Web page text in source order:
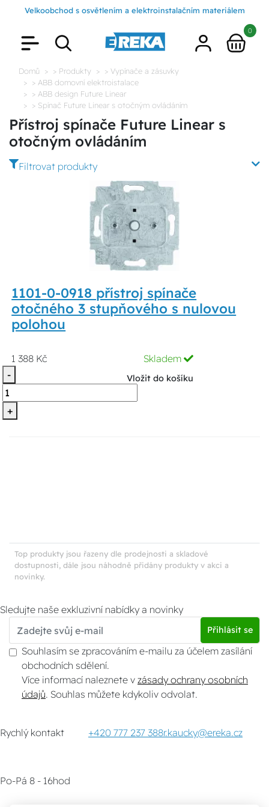
Velkoobchod s osvětlením a elektroinstalačním materiálem
0
Domů > Produkty
> Vypínače a zásuvky
> ABB domovní elektroistalace
> ABB design Future Linear
> Spínač Future Linear s otočným ovládáním
Přístroj spínače Future Linear s
otočným ovládáním
Filtrovat produkty
1101-0-0918 přístroj spínače
otočného 3 stupňového s nulovou
polohou
1 388 Kč
Skladem
-
+
Vložit do košíku
Top produkty jsou řazeny dle prodejnosti a skladové
dostupnosti, dále jsou náhodně přidány produkty v akci a
novinky.
Sledujte naše exkluzivní nabídky a novinky
Přihlásit se
Souhlasím se zpracováním e-mailu za účelem zasílání
obchodních sdělení.
Více informací naleznete v zásady ochrany osobních
údajů . Souhlas můžete kdykoliv odvolat.
Rychlý kontakt +420 777 237 388r.kaucky@ereka.cz
Po-Pá 8 - 16hod